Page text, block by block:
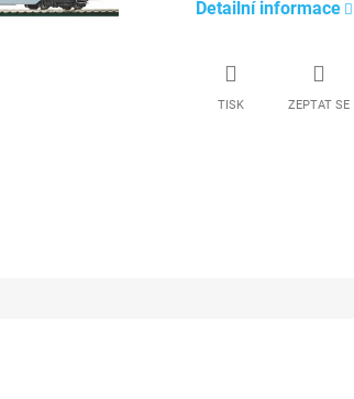
Detailní informace
TISK ZEPTAT SE